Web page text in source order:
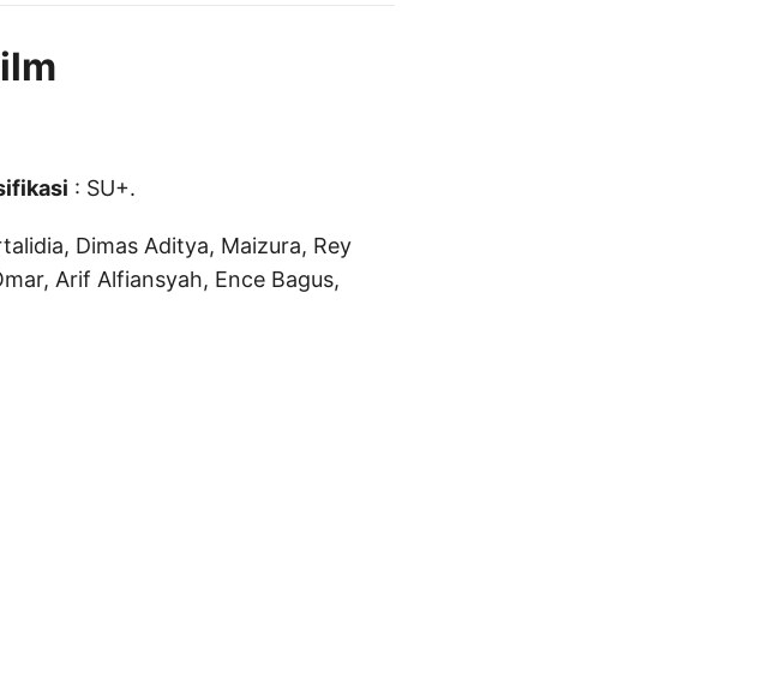
: SU+.
Dimas Aditya, Maizura, Rey
Arif Alfiansyah, Ence Bagus,